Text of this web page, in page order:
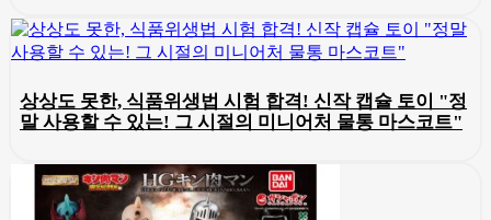
상상도 못한, 식품위생법 시험 합격! 신작 캡슐 토이 "정
말 사용할 수 있는! 그 시절의 미니어처 물통 마스코트"